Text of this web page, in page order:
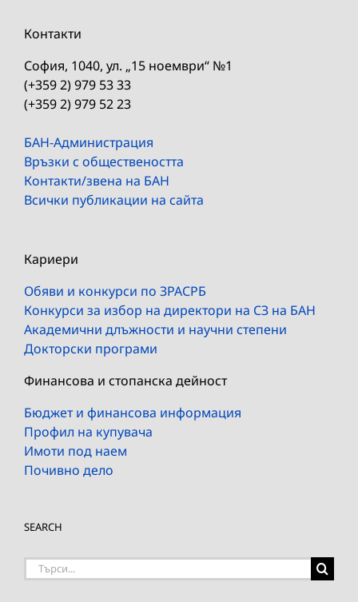
Контакти
София, 1040, ул. „15 ноември“ №1
(+359 2) 979 53 33
(+359 2) 979 52 23
БАН-Администрация
Връзки с обществеността
Контакти/звена на БАН
Всички публикации на сайта
Кариери
Обяви и конкурси по ЗРАСРБ
Конкурси за избор на директори на СЗ на БАН
Академични длъжности и научни степени
Докторски програми
Финансова и стопанска дейност
Бюджет и финансова информация
Профил на купувача
Имоти под наем
Почивно дело
SEARCH
Търсене